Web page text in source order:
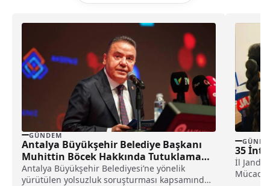
GÜNDEM
Antalya Büyükşehir Belediye Başkanı
Muhittin Böcek Hakkında Tutuklama
Talebi
Antalya Büyükşehir Belediyesi’ne yönelik
yürütülen yolsuzluk soruşturması kapsamında
35
İl